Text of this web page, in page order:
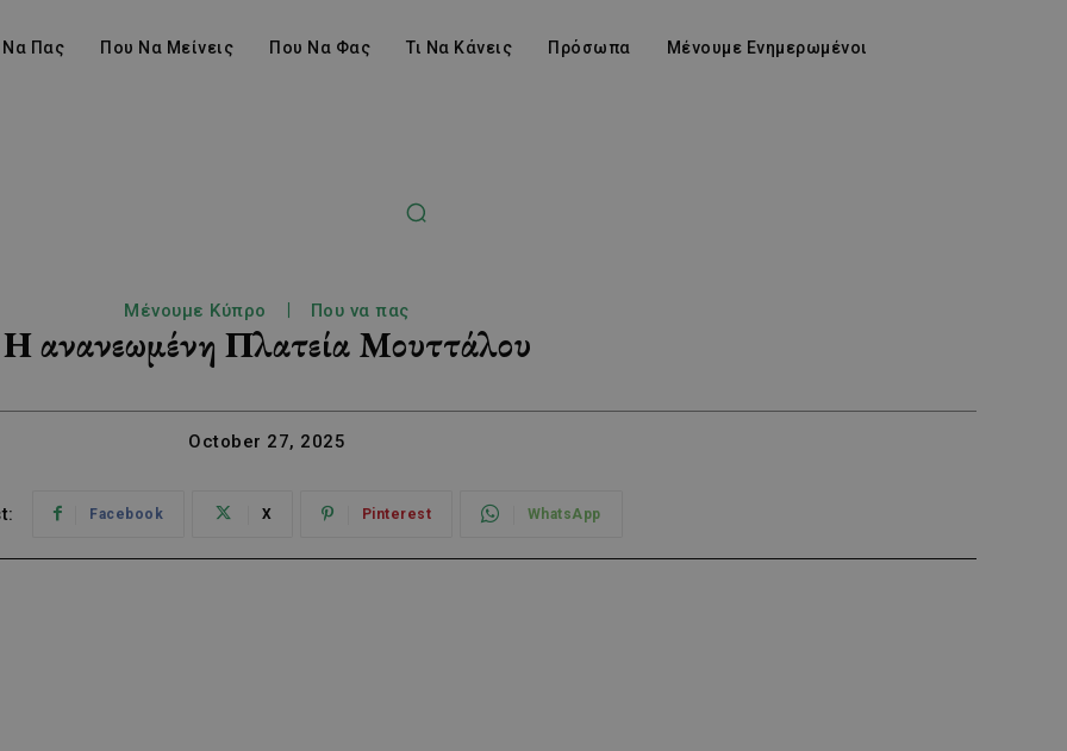
Να Πας Που Να Μείνεις Που Να Φας Τι Να Κάνεις Πρόσωπα Μένουμε Ενημερωμένοι
Μένουμε Κύπρο Που να πας
Η ανανεωμένη Πλατεία Μουττάλου
October 27, 2025
Facebook X Pinterest WhatsApp